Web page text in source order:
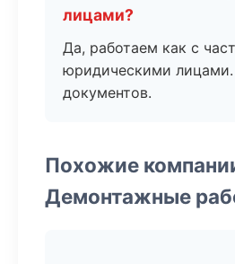
лицами?
Да, работаем как с
юридическими
документов.
Похожие
Демонтажные